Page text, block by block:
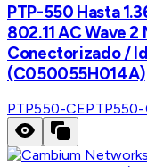
PTP-550 Hasta
802.11 AC Wave
Conectorizado /
(C050055H014A)
PTP550-CEPTP550-